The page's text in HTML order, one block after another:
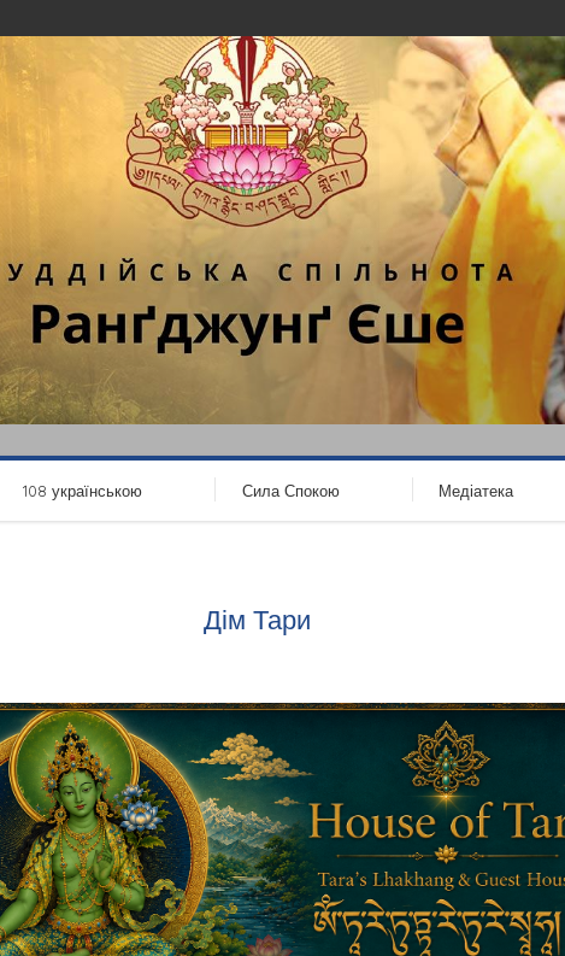
108 українською Сила Спокою Медіатека
Дім Тари